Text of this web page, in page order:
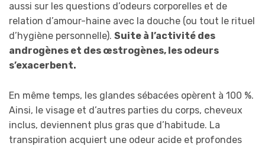
aussi sur les questions d’odeurs corporelles et de
relation d’amour-haine avec la douche (ou tout le rituel
d’hygiène personnelle). Suite à l’activité des
androgènes et des œstrogènes, les odeurs
s’exacerbent.
En même temps, les glandes sébacées opèrent à 100 %.
Ainsi, le visage et d’autres parties du corps, cheveux
inclus, deviennent plus gras que d’habitude. La
transpiration acquiert une odeur acide et profondes